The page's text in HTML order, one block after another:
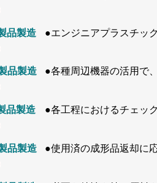
品製造
●エンジニアプラスチッ
品製造
●各種周辺機器の活用で
品製造
●各工程におけるチェッ
品製造
●使用済の成形品返却に